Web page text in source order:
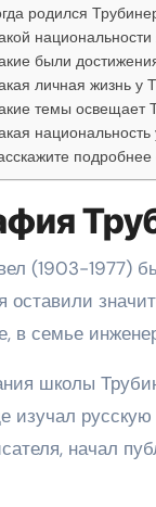
родился
были
личная жизнь у
темы освещает
(1903-1977)
оставили
в семье
школы
изучал
начал